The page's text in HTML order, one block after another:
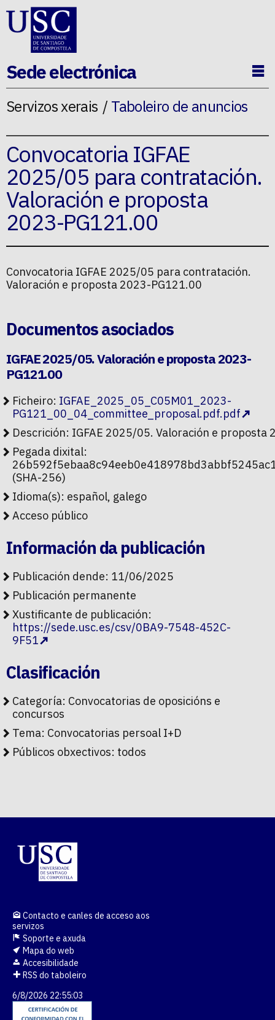
Ir ao contido da p�xina
Sede electrónica
Servizos xerais Taboleiro de anuncios
Convocatoria IGFAE
2025/05 para contratación.
Valoración e proposta
2023-PG121.00
Convocatoria IGFAE 2025/05 para contratación.
Valoración e proposta 2023-PG121.00
Documentos asociados
IGFAE 2025/05. Valoración e proposta 2023-
PG121.00
Ficheiro: IGFAE_2025_05_C05M01_2023-
PG121_00_04_committee_proposal.pdf.pdf
Descrición: IGFAE 2025/05. Valoración e proposta
Pegada dixital:
(SHA-256)
Idioma(s): español, galego
Acceso público
Información da publicación
Publicación dende: 11/06/2025
Publicación permanente
Xustificante de publicación:
https://sede.usc.es/csv/0BA9-7548-452C-
9F51
Clasificación
Categoría: Convocatorias de oposicións e
concursos
Tema: Convocatorias persoal I+D
Públicos obxectivos: todos
Contacto e canles de acceso aos
servizos
Soporte e axuda
Mapa do web
Accesibilidade
RSS do taboleiro
6/8/2026 22:55:03